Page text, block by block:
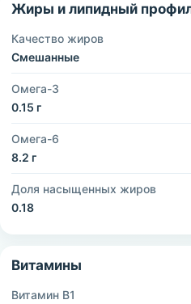
Жиры и липидный
Качество жиров
Смешанные
Омега-3
0.15 г
Омега-6
8.2 г
Доля насыщенных жиров
0.18
Витамины
Витамин B1